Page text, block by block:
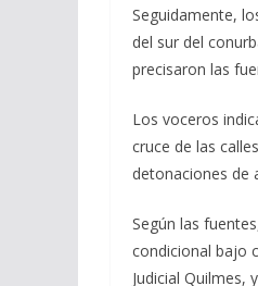
Seguidamente,
del sur del
precisaron las
Los voceros
cruce de las
detonaciones de
Según las
condicional bajo
Judicial